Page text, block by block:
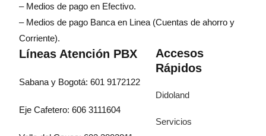
– Medios de pago en Efectivo.
– Medios de pago Banca en Linea (Cuentas de ahorro y
Corriente).
Líneas Atención PBX
Sabana y Bogotá: 601 9172122
Eje Cafetero: 606 3111604
Accesos
Rápidos
Didoland
Servicios